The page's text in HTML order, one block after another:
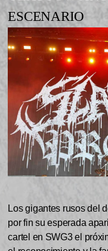
ESCENARIO
Los gigantes rusos del
por fin su esperada
cartel en SWG3 el